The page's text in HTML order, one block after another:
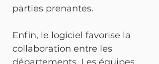
parties prenantes.
Enfin, le logiciel favorise la
collaboration entre les